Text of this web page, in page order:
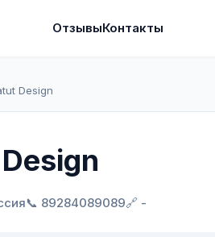
ОтзывыКонтакты
Design
📞 89284089089🔗 -